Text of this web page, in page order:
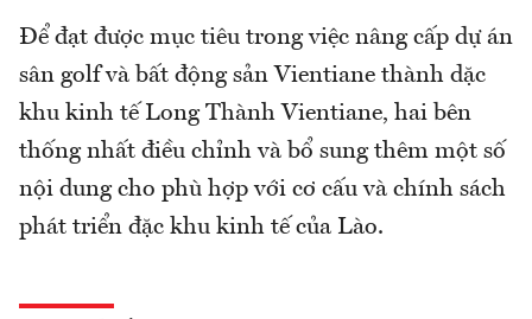
Để đạt được mục tiêu trong việc nâng cấp dự án
sân golf và bất động sản Vientiane thành dặc
khu kinh tế Long Thành Vientiane, hai bên
thống nhất điều chỉnh và bổ sung thêm một số
nội dung cho phù hợp với cơ cấu và chính sách
phát triển đặc khu kinh tế của Lào.